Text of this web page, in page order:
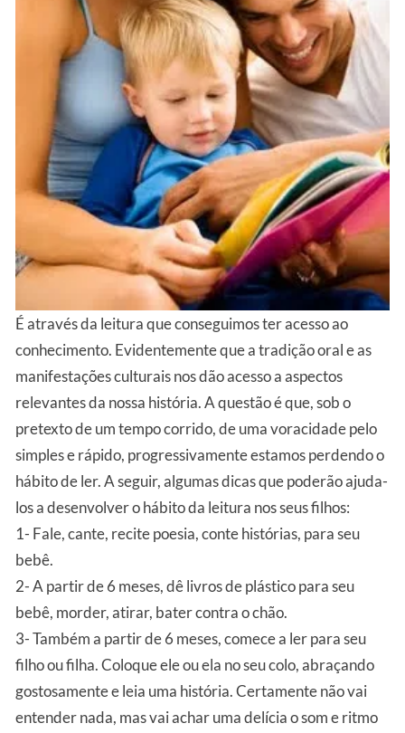
É através da leitura que conseguimos ter acesso ao
conhecimento. Evidentemente que a tradição oral e as
manifestações culturais nos dão acesso a aspectos
relevantes da nossa história. A questão é que, sob o
pretexto de um tempo corrido, de uma voracidade pelo
simples e rápido, progressivamente estamos perdendo o
hábito de ler. A seguir, algumas dicas que poderão ajuda-
los a desenvolver o hábito da leitura nos seus filhos:
1- Fale, cante, recite poesia, conte histórias, para seu
bebê.
2- A partir de 6 meses, dê livros de plástico para seu
bebê, morder, atirar, bater contra o chão.
3- Também a partir de 6 meses, comece a ler para seu
filho ou filha. Coloque ele ou ela no seu colo, abraçando
gostosamente e leia uma história. Certamente não vai
entender nada, mas vai achar uma delícia o som e ritmo